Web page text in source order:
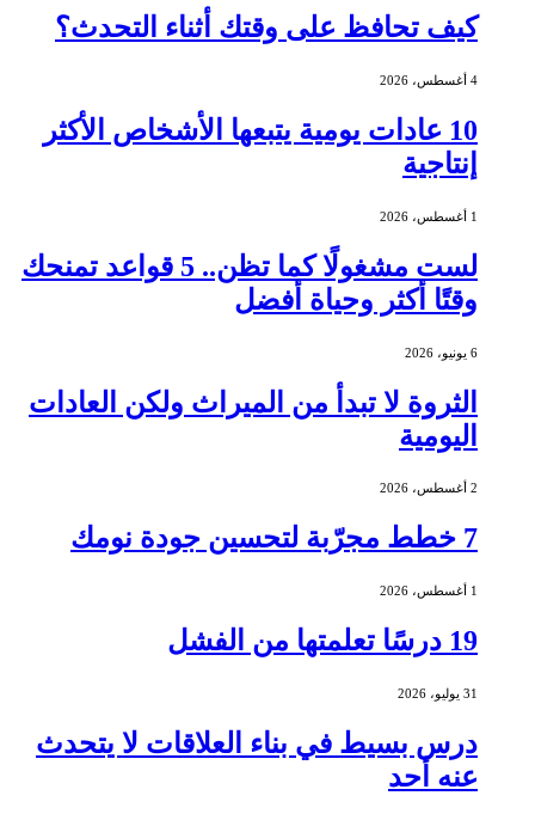
كيف تحافظ على وقتك أثناء التحدث؟
4 أغسطس، 2026
10 عادات يومية يتبعها الأشخاص الأكثر
إنتاجية
1 أغسطس، 2026
لست مشغولًا كما تظن.. 5 قواعد تمنحك
وقتًا أكثر وحياة أفضل
6 يونيو، 2026
الثروة لا تبدأ من الميراث ولكن العادات
اليومية
2 أغسطس، 2026
7 خطط مجرّبة لتحسين جودة نومك
1 أغسطس، 2026
19 درسًا تعلمتها من الفشل
31 يوليو، 2026
درس بسيط في بناء العلاقات لا يتحدث
عنه أحد